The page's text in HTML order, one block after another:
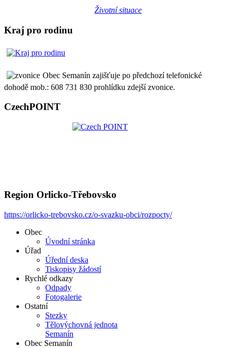
Životní situace
Kraj pro rodinu
Obec Semanín zajišťuje po předchozí telefonické
dohodě mob.: 608 731 830 prohlídku zdejší zvonice.
CzechPOINT
Region Orlicko-Třebovsko
https://orlicko-trebovsko.cz/o-svazku-obci/rozpocty/
Obec
Úvodní stránka
Úřad
Úřední deska
Tiskopisy žádostí
Rychlé odkazy
Odpady
Fotogalerie
Ostatní
Stezky
Tělovýchovná jednota
Semanín
Obec Semanín